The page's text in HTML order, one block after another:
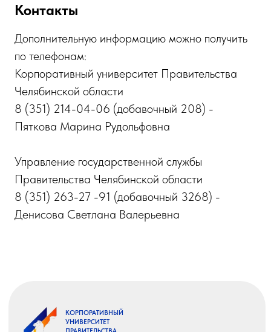
Контакты
Дополнительную информацию можно получить
по телефонам:
Корпоративный университет Правительства
Челябинской области
8 (351) 214-04-06 (добавочный 208) -
Пяткова Марина Рудольфовна
Управление государственной службы
Правительства Челябинской области
8 (351) 263-27 -91 (добавочный 3268) -
Денисова Светлана Валерьевна